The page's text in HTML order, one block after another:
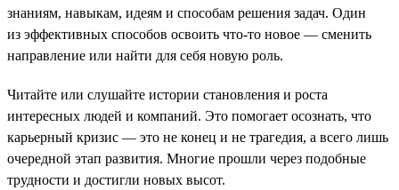
знаниям, навыкам, идеям и способам решения задач. Один
из эффективных способов освоить что-то новое — сменить
направление или найти для себя новую роль.
Читайте или слушайте истории становления и роста
интересных людей и компаний. Это помогает осознать, что
карьерный кризис — это не конец и не трагедия, а всего лишь
очередной этап развития. Многие прошли через подобные
трудности и достигли новых высот.